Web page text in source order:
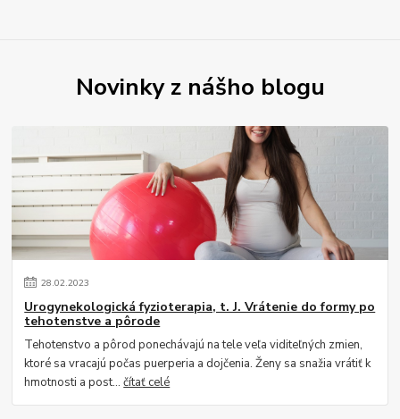
Novinky z nášho blogu
28.02.2023
Urogynekologická fyzioterapia, t. J. Vrátenie do formy po
tehotenstve a pôrode
Tehotenstvo a pôrod ponechávajú na tele veľa viditeľných zmien,
ktoré sa vracajú počas puerperia a dojčenia. Ženy sa snažia vrátiť k
hmotnosti a post...čítať celé